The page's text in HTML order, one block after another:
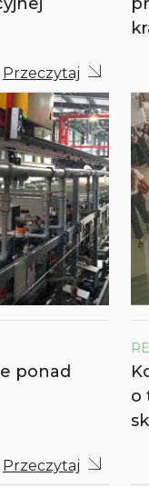
Przeczytaj
ponad
Przeczytaj
o